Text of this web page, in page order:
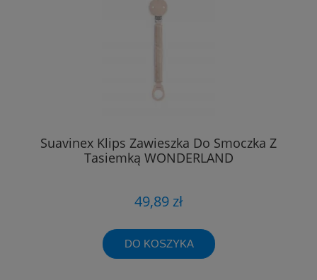
Suavinex Klips Zawieszka Do Smoczka Z
Tasiemką WONDERLAND
49,89 zł
DO KOSZYKA